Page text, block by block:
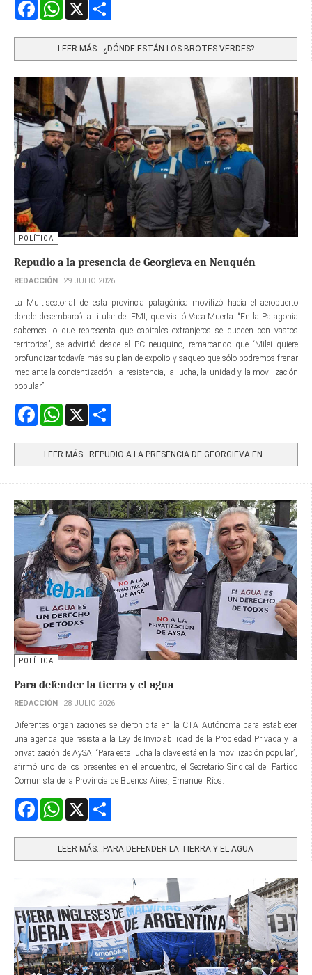
FacebookWhatsApp
LEER MÁS…¿DÓNDE ESTÁN LOS BROTES VERDES?
POLÍTICA
Repudio a la presencia de Georgieva en Neuquén
REDACCIÓN 29 JULIO 2026
La Multisectorial de esta provincia patagónica movilizó hacia el aeropuerto
donde desembarcó la titular del FMI, que visitó Vaca Muerta. “En la Patagonia
sabemos lo que representa que capitales extranjeros se queden con vastos
territorios”, se advirtió desde el PC neuquino, remarcando que “Milei quiere
profundizar todavía más su plan de expolio y saqueo que sólo podremos frenar
mediante la concientización, la resistencia, la lucha, la unidad y la movilización
popular”.
FacebookWhatsApp
LEER MÁS…REPUDIO A LA PRESENCIA DE GEORGIEVA EN...
POLÍTICA
Para defender la tierra y el agua
REDACCIÓN 28 JULIO 2026
Diferentes organizaciones se dieron cita en la CTA Autónoma para establecer
una agenda que resista a la Ley de Inviolabilidad de la Propiedad Privada y la
privatización de AySA. “Para esta lucha la clave está en la movilización popular”,
afirmó uno de los presentes en el encuentro, el Secretario Sindical del Partido
Comunista de la Provincia de Buenos Aires, Emanuel Ríos.
FacebookWhatsApp
LEER MÁS…PARA DEFENDER LA TIERRA Y EL AGUA